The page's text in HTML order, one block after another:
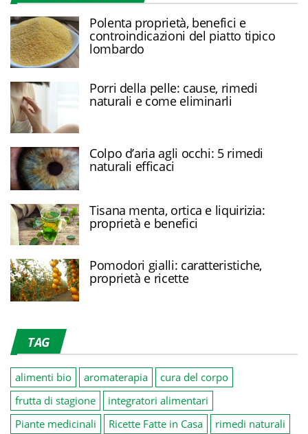
Polenta proprietà, benefici e
controindicazioni del piatto tipico
lombardo
Porri della pelle: cause, rimedi
naturali e come eliminarli
Colpo d’aria agli occhi: 5 rimedi
naturali efficaci
Tisana menta, ortica e liquirizia:
proprietà e benefici
Pomodori gialli: caratteristiche,
proprietà e ricette
TAG
alimenti bio aromaterapia
cura del corpo
frutta di stagione
integratori alimentari
Piante medicinali
Ricette Fatte in Casa
rimedi naturali